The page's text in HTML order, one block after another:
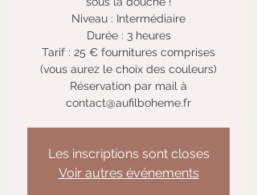
Niveau : Intermédiaire
Durée : 3 heures
Tarif : 25 € fournitures comprises
(vous aurez le choix des couleurs)
Réservation par mail à
contact@aufilboheme.fr
Les inscriptions sont closes
Voir autres événements